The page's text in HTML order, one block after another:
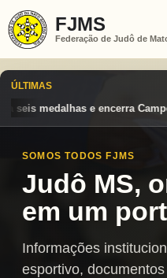
FJMS
ÚLTIMAS
Brasileiro Cadete 2026
SOMOS TODOS FJMS
Judô MS,
em um
Informações
esportivo,